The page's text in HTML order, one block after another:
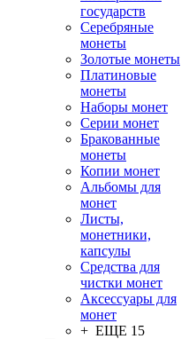
государств
Серебряные
монеты
Золотые монеты
Платиновые
монеты
Наборы монет
Серии монет
Бракованные
монеты
Копии монет
Альбомы для
монет
Листы,
монетники,
капсулы
Средства для
чистки монет
Аксессуары для
монет
+ ЕЩЕ 15